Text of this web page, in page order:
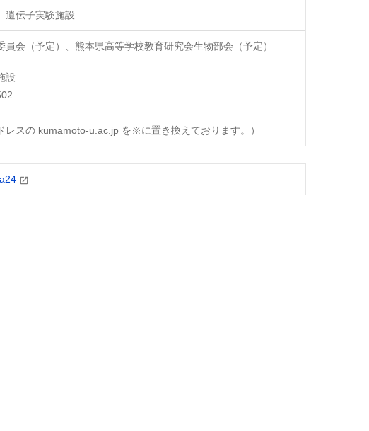
伝子実験施設
会（予定）、熊本県高等学校教育研究会生物部会（予定）
設
レスの kumamoto-u.ac.jp を※に置き換えております。）